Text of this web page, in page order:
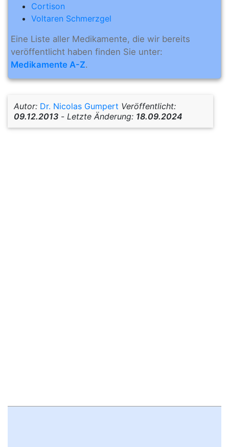
Cortison
Voltaren Schmerzgel
Eine Liste aller Medikamente, die wir bereits
veröffentlicht haben finden Sie unter:
Medikamente A-Z.
Autor: Dr. Nicolas Gumpert Veröffentlicht:
09.12.2013 - Letzte Änderung: 18.09.2024